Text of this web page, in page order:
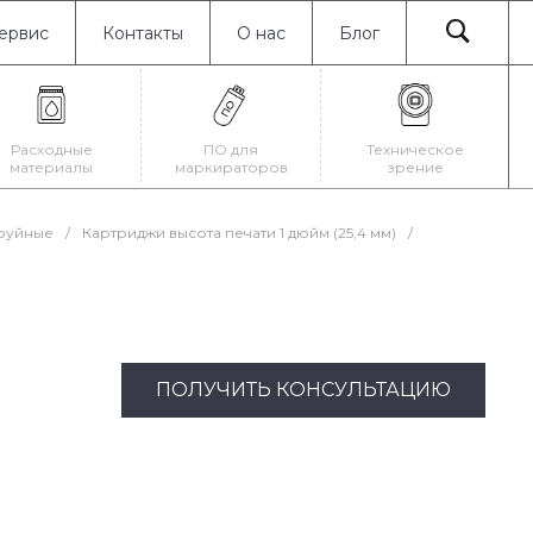
Контакты О нас Блог
Расходные
материалы
ПО для
маркираторов
Техническое
зрение
/ Картриджи высота печати 1 дюйм (25,4 мм)
/
ПОЛУЧИТЬ КОНСУЛЬТАЦИЮ